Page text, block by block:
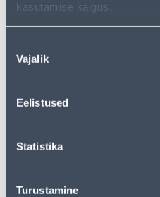
kasutamise käigus.
valik
Vajalik
Eelistused
Statistika
Turustamine
• Pakis 1 tk.
• 14-päevane
Kirjeldus